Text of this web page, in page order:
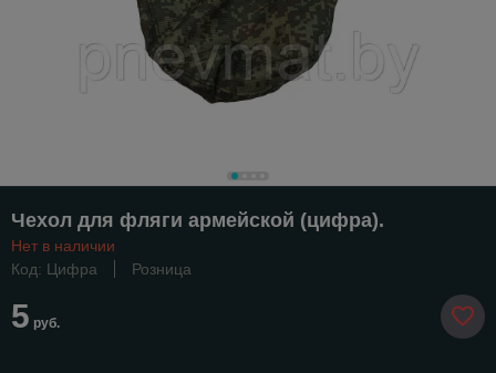
Чехол для фляги армейской (цифра).
Нет в наличии
Код: Цифра
Розница
5 руб.